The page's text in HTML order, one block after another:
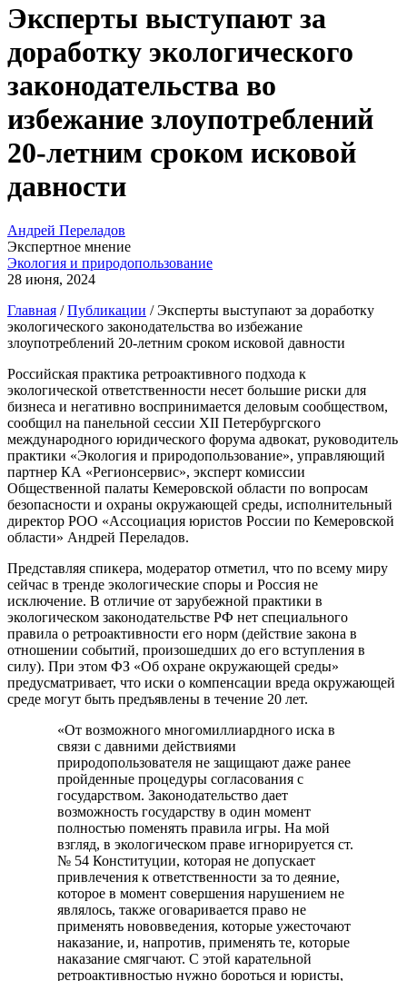
Эксперты выступают за
доработку экологического
законодательства во
избежание злоупотреблений
20-летним сроком исковой
давности
Андрей Переладов
Экспертное мнение
Экология и природопользование
28 июня, 2024
Главная /Публикации /Эксперты выступают за доработку
экологического законодательства во избежание
злоупотреблений 20-летним сроком исковой давности
Российская практика ретроактивного подхода к
экологической ответственности несет большие риски для
бизнеса и негативно воспринимается деловым сообществом,
сообщил на панельной сессии XII Петербургского
международного юридического форума адвокат, руководитель
практики «Экология и природопользование», управляющий
партнер КА «Регионсервис», эксперт комиссии
Общественной палаты Кемеровской области по вопросам
безопасности и охраны окружающей среды, исполнительный
директор РОО «Ассоциация юристов России по Кемеровской
области» Андрей Переладов.
Представляя спикера, модератор отметил, что по всему миру
сейчас в тренде экологические споры и Россия не
исключение. В отличие от зарубежной практики в
экологическом законодательстве РФ нет специального
правила о ретроактивности его норм (действие закона в
отношении событий, произошедших до его вступления в
силу). При этом ФЗ «Об охране окружающей среды»
предусматривает, что иски о компенсации вреда окружающей
среде могут быть предъявлены в течение 20 лет.
«От возможного многомиллиардного иска в
связи с давними действиями
природопользователя не защищают даже ранее
пройденные процедуры согласования с
государством. Законодательство дает
возможность государству в один момент
полностью поменять правила игры. На мой
взгляд, в экологическом праве игнорируется ст.
№ 54 Конституции, которая не допускает
привлечения к ответственности за то деяние,
которое в момент совершения нарушением не
являлось, также оговаривается право не
применять нововведения, которые ужесточают
наказание, и, напротив, применять те, которые
наказание смягчают. С этой карательной
ретроактивностью нужно бороться и юристы,